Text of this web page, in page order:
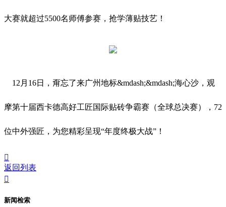
大赛就超过5500名师傅参赛，抢学薄贴技艺！
12月16日，甭忘了来广州地标&mdash;&mdash;海心沙，观
摩第十届西卡德高好工匠国际贴砖争霸赛（全球总决赛），72
位中外强匠，为您精彩呈现“年度终极大战”！

返回列表

新闻检索